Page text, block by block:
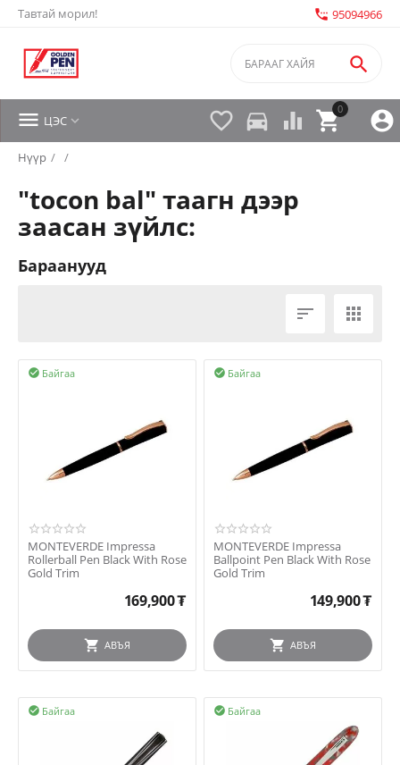
Тавтай морил! settings_phone 95094966


0

 directions_car 
 ЦЭС 
Нүүр / /
"tocon bal" таагн дээр
заасан зүйлс:
Бараанууд
 
Байгаа

MONTEVERDE Impressa
Rollerball Pen Black With Rose
Gold Trim
169,900₮
АВЪЯ
Байгаа

MONTEVERDE Impressa
Ballpoint Pen Black With Rose
Gold Trim
149,900₮
АВЪЯ
Байгаа
 Байгаа
